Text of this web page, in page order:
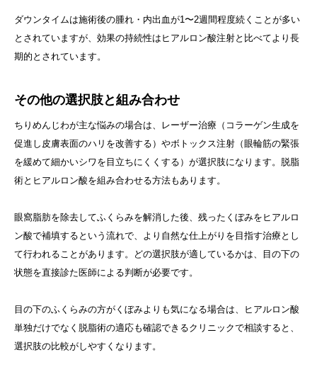
ダウンタイムは施術後の腫れ・内出血が1〜2週間程度続くことが多い
とされていますが、効果の持続性はヒアルロン酸注射と比べてより長
期的とされています。
その他の選択肢と組み合わせ
ちりめんじわが主な悩みの場合は、レーザー治療（コラーゲン生成を
促進し皮膚表面のハリを改善する）やボトックス注射（眼輪筋の緊張
を緩めて細かいシワを目立ちにくくする）が選択肢になります。脱脂
術とヒアルロン酸を組み合わせる方法もあります。
眼窩脂肪を除去してふくらみを解消した後、残ったくぼみをヒアルロ
ン酸で補填するという流れで、より自然な仕上がりを目指す治療とし
て行われることがあります。どの選択肢が適しているかは、目の下の
状態を直接診た医師による判断が必要です。
目の下のふくらみの方がくぼみよりも気になる場合は、ヒアルロン酸
単独だけでなく脱脂術の適応も確認できるクリニックで相談すると、
選択肢の比較がしやすくなります。